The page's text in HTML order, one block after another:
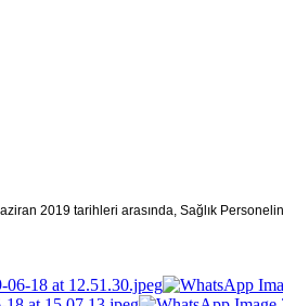
2019 tarihleri arasında, Sağlık